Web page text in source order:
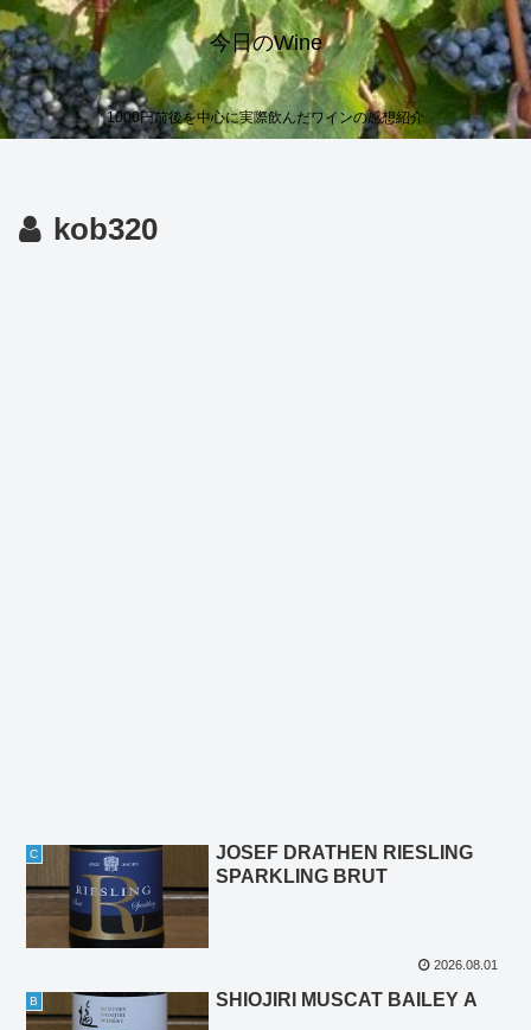
今日のWine
1000円前後を中心に実際飲んだワインの感想紹介
kob320
C
JOSEF DRATHEN RIESLING
SPARKLING BRUT
2026.08.01
B SHIOJIRI MUSCAT BAILEY A